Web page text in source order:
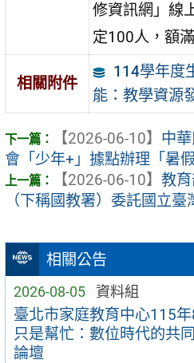
相關公告
2026-08-05 資料組
臺北市家庭教育中心115
只是幫忙：數位時代的共
論壇
修資訊網」線
定100人，額
相關附件
114學年度
能：教學資源
【2026-06-10】 中
會「少年+」據點辦理「暑
【2026-06-10】 教
（下稱國教署）委託國立